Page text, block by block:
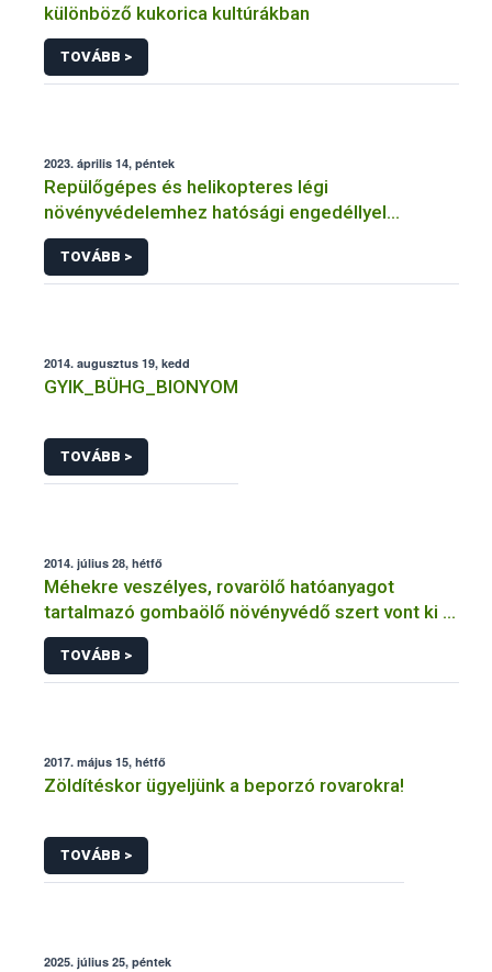
különböző kukorica kultúrákban
TOVÁBB >
2023. április 14, péntek
Repülőgépes és helikopteres légi
növényvédelemhez hatósági engedéllyel
rendelkező szervezetek
TOVÁBB >
2014. augusztus 19, kedd
GYIK_BÜHG_BIONYOM
TOVÁBB >
2014. július 28, hétfő
Méhekre veszélyes, rovarölő hatóanyagot
tartalmazó gombaölő növényvédő szert vont ki a
forgalomból a NÉBIH
TOVÁBB >
2017. május 15, hétfő
Zöldítéskor ügyeljünk a beporzó rovarokra!
TOVÁBB >
2025. július 25, péntek